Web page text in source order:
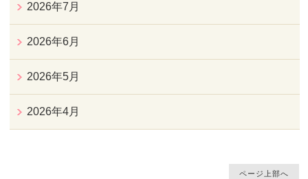
2026年7月
2026年6月
2026年5月
2026年4月
ページ上部へ